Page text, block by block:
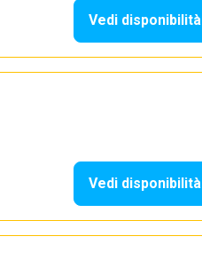
Vedi disponibilità
Vedi disponibilità